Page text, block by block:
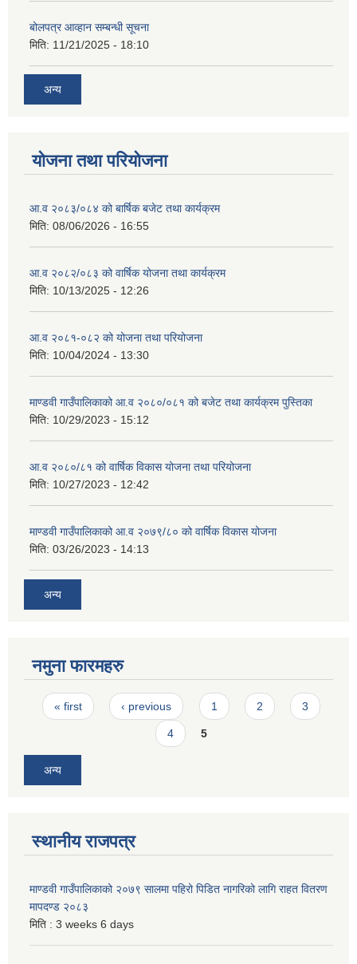
बोलपत्र आव्हान सम्बन्धी सूचना
मिति: 11/21/2025 - 18:10
अन्य
योजना तथा परियोजना
आ.व २०८३/०८४ को बार्षिक बजेट तथा कार्यक्रम
मिति: 08/06/2026 - 16:55
आ.व २०८२/०८३ को वार्षिक योजना तथा कार्यक्रम
मिति: 10/13/2025 - 12:26
आ.व २०८१-०८२ को योजना तथा परियोजना
मिति: 10/04/2024 - 13:30
माण्डवी गाउँपालिकाको आ.व २०८०/०८१ को बजेट तथा कार्यक्रम पुस्तिका
मिति: 10/29/2023 - 15:12
आ.व २०८०/८१ को वार्षिक विकास योजना तथा परियोजना
मिति: 10/27/2023 - 12:42
माण्डवी गाउँपालिकाको आ.व २०७९/८० को वार्षिक विकास योजना
मिति: 03/26/2023 - 14:13
अन्य
नमुना फारमहरु
Pages
« first ‹ previous 1 2 3
4 5
अन्य
स्थानीय राजपत्र
माण्डवी गाउँपालिकाको २०७९ सालमा पहिरो पिडित नागरिको लागि राहत वितरण
मापदण्ड २०८३
मिति : 3 weeks 6 days